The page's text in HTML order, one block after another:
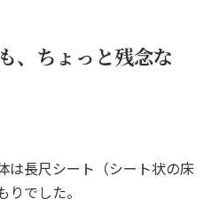
、ちょっと残念な
は長尺シート（シート状の床
でした。